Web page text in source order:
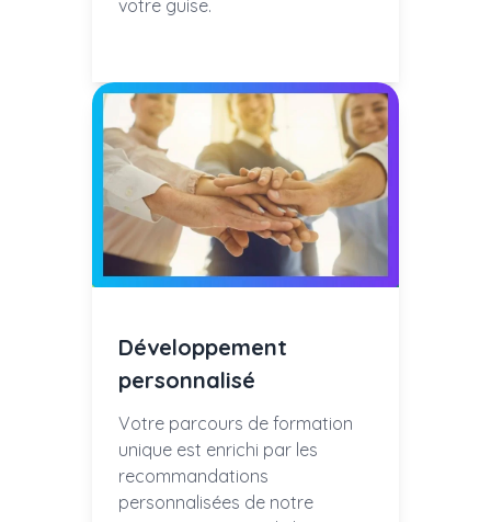
votre guise.
Développement
personnalisé
Votre parcours de formation
unique est enrichi par les
recommandations
personnalisées de notre